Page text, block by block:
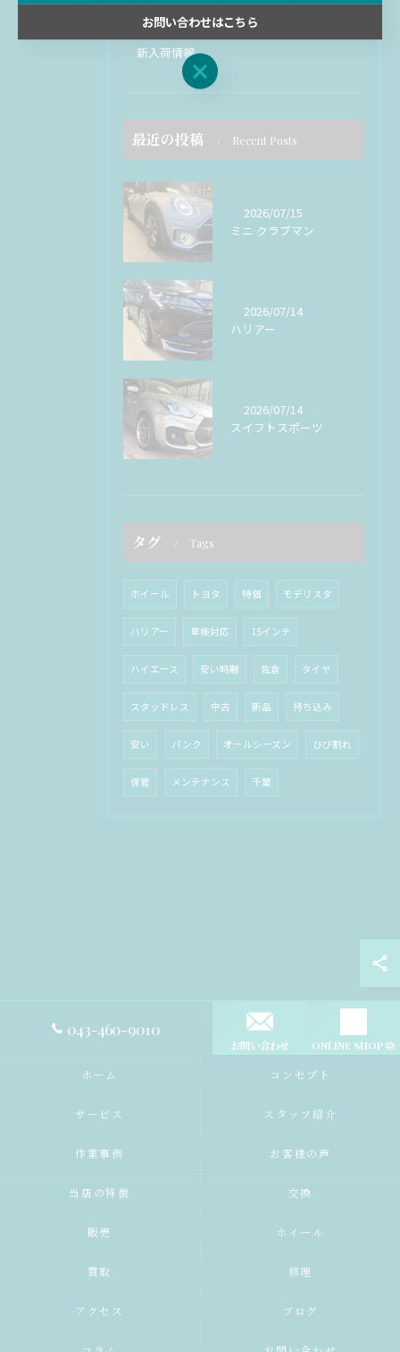
修理
新入荷情報
最近の投稿 Recent Posts
2026/07/15
ミニ クラブマン
2026/07/14
ハリアー
2026/07/14
スイフトスポーツ
タグ Tags
ホイール トヨタ 特価 モデリスタ
ハリアー 車検対応 15インチ
ハイエース 安い時期 佐倉 タイヤ
スタッドレス 中古 新品 持ち込み
安い パンク オールシーズン ひび割れ
保管 メンテナンス 千葉
043-460-9010
お問い合わせ ONLINE SHOP
ホーム コンセプト
サービス スタッフ紹介
作業事例 お客様の声
当店の特徴 交換
販売 ホイール
買取 修理
アクセス ブログ
お問い合わせはこちら
お問い合わせはこちら